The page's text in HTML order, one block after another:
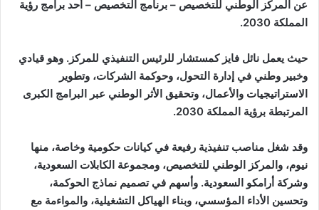
عن المركز الوطني للتخصيص – برنامج التخصيص – أحد برامج رؤية
المملكة 2030.
حيث يعمل نائل فايز كمستشار للرئيس التنفيذي للمركز. وهو قيادي
وخبير وطني في إدارة التحول، وحوكمة الشركات، وتطوير
الاستراتيجيات والأعمال، وتحقيق الأثر الوطني عبر البرامج الكبرى
المرتبطة برؤية المملكة 2030.
وقد شغل مناصب تنفيذية رفيعة في كيانات حكومية وخاصة، منها
نيوم، والمركز الوطني للتخصيص، ومجموعة الكابلات السعودية،
وشركة أرامكو السعودية. وأسهم في تصميم نماذج الحوكمة،
وتحسين الأداء المؤسسي، وبناء الهياكل التشغيلية، والمواءمة مع